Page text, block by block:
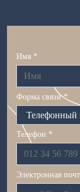
Имя *
Форма связи *
Телефон *
Электронная